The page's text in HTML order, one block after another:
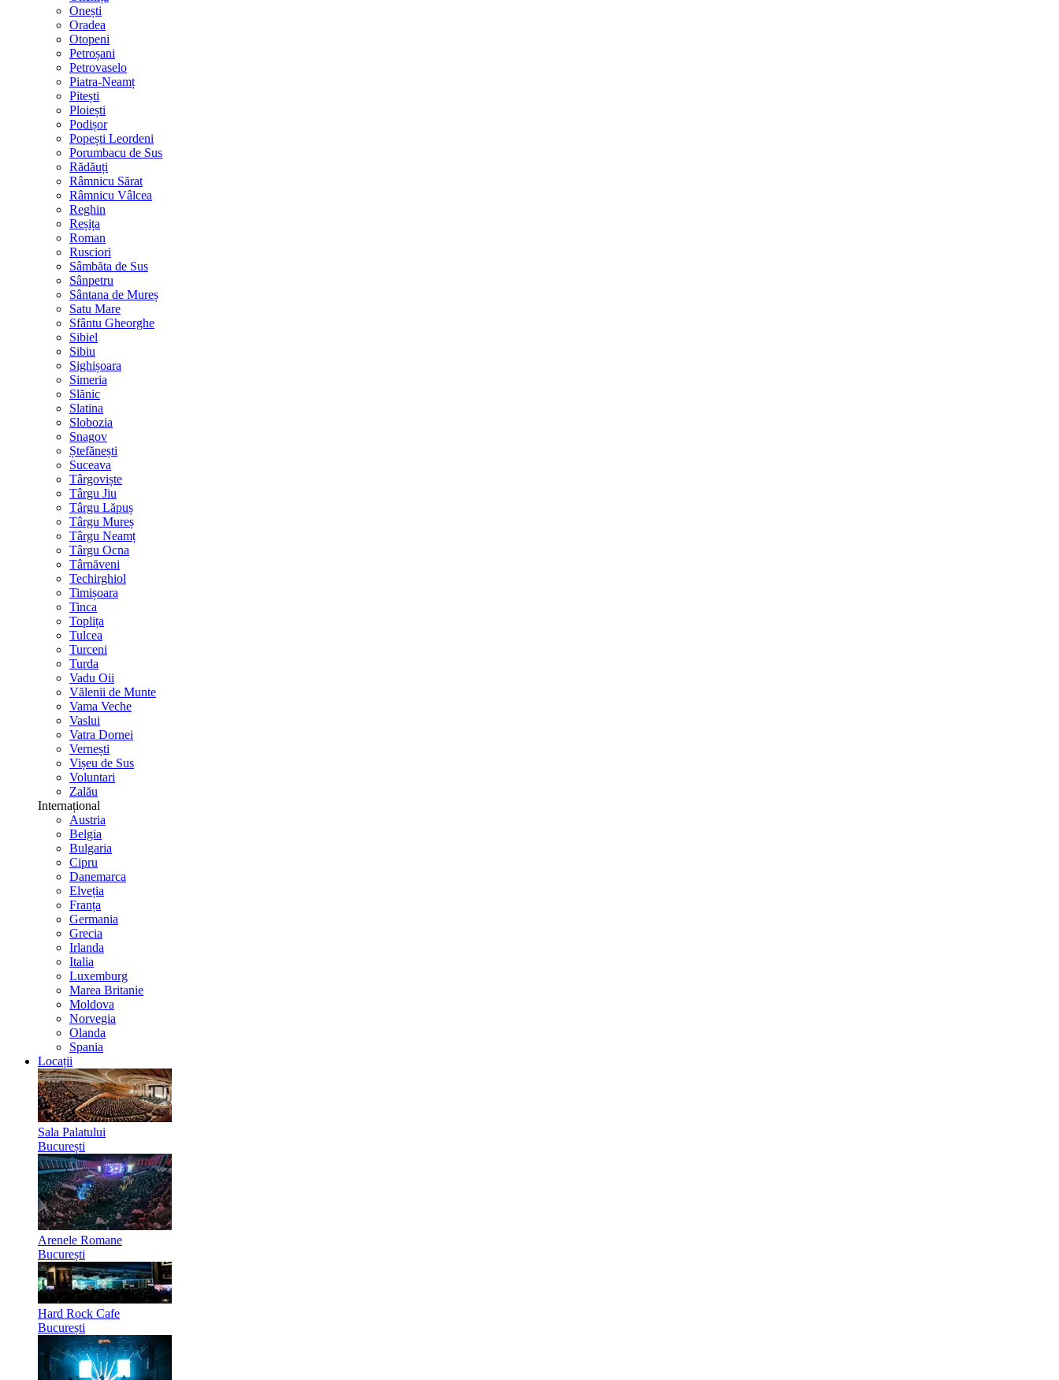
Onești
Oradea
Otopeni
Petroșani
Petrovaselo
Piatra-Neamț
Pitești
Ploiești
Podișor
Popești Leordeni
Porumbacu de Sus
Rădăuți
Râmnicu Sărat
Râmnicu Vâlcea
Reghin
Reșița
Roman
Rusciori
Sâmbăta de Sus
Sânpetru
Sântana de Mureș
Satu Mare
Sfântu Gheorghe
Sibiel
Sibiu
Sighișoara
Simeria
Slănic
Slatina
Slobozia
Snagov
Ștefănești
Suceava
Târgoviște
Târgu Jiu
Târgu Lăpuș
Târgu Mureș
Târgu Neamț
Târgu Ocna
Târnăveni
Techirghiol
Timișoara
Tinca
Toplița
Tulcea
Turceni
Turda
Vadu Oii
Vălenii de Munte
Vama Veche
Vaslui
Vatra Dornei
Vernești
Vișeu de Sus
Voluntari
Zalău
Internațional
Austria
Belgia
Bulgaria
Cipru
Danemarca
Elveția
Franța
Germania
Grecia
Irlanda
Italia
Luxemburg
Marea Britanie
Moldova
Norvegia
Olanda
Spania
Locații
Sala Palatului
București
Arenele Romane
București
Hard Rock Cafe
București